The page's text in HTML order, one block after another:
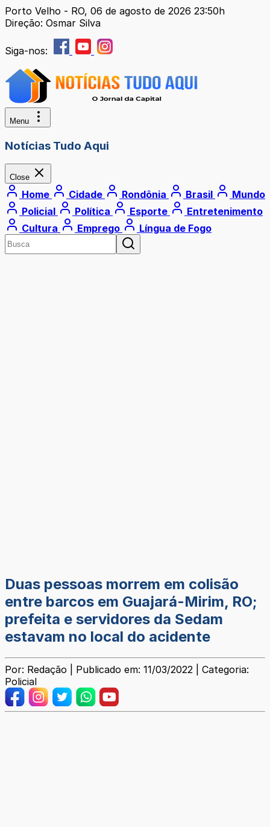
Porto Velho - RO, 06 de agosto de 2026 23:50h
Direção: Osmar Silva
Siga-nos:
Menu
Notícias Tudo Aqui
Close
Home Cidade Rondônia Brasil
Mundo
Policial
Política Esporte
Entretenimento
Cultura
Emprego Língua de Fogo
Duas pessoas morrem em colisão
entre barcos em Guajará-Mirim, RO;
prefeita e servidores da Sedam
estavam no local do acidente
Por: Redação | Publicado em: 11/03/2022 | Categoria:
Policial